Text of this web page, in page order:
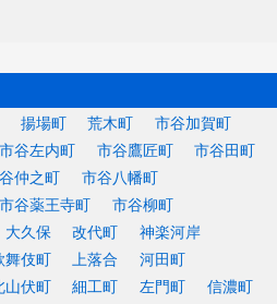
揚場町 荒木町
市谷加賀町
市谷左内町 市谷鷹匠町
市谷田町
仲之町
市谷八幡町
市谷薬王寺町
市谷柳町
大久保 改代町
神楽河岸
舞伎町 上落合
河田町
山伏町 細工町 左門町
信濃町